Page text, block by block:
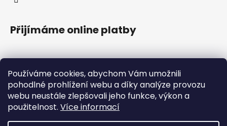
Používáme cookies, abychom Vám umožnili
pohodlné prohlížení webu a díky analýze provozu
webu neustále zlepšovali jeho funkce, výkon a
použitelnost. Více informací
Přijímáme online platby